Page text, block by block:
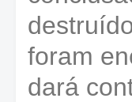
foram
dará